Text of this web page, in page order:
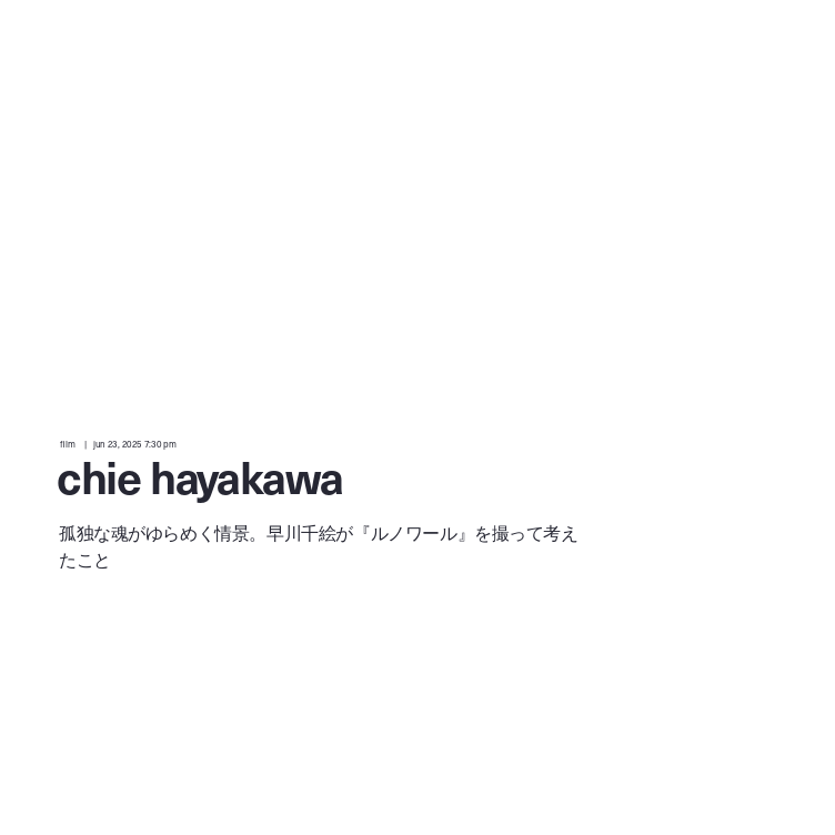
film jun 23, 2025 7:30 pm
chie hayakawa
孤独な魂がゆらめく情景。早川千絵が『ルノワール』を撮って考え
たこと